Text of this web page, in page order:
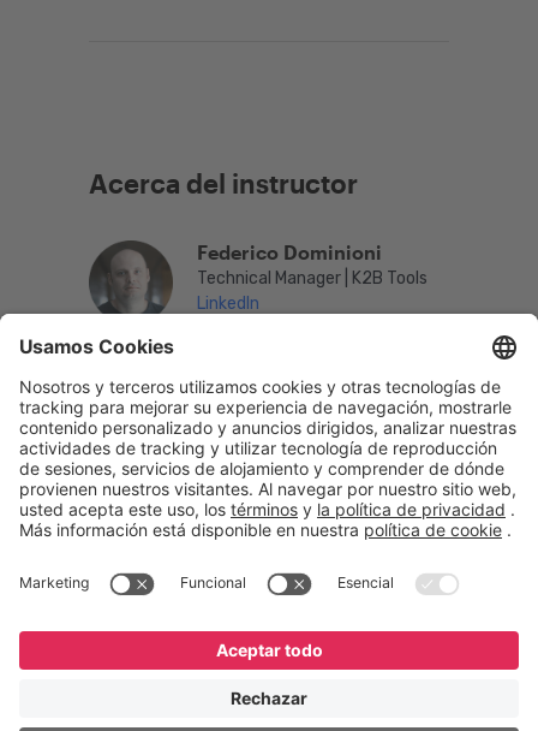
Acerca del instructor
Federico Dominioni
Technical Manager | K2B Tools
LinkedIn